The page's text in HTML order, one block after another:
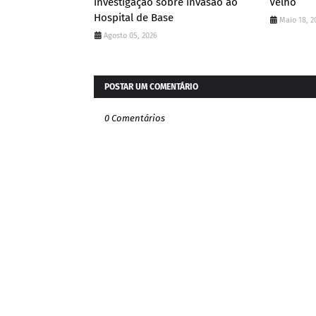
Hospital de Base
Agosto 05, 2026
Maio 18,
POSTAR UM COMENTÁRIO
0 Comentários